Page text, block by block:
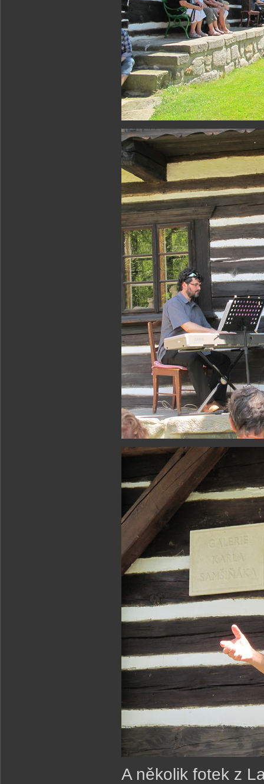
A několik fotek z